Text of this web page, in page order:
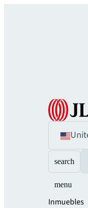
search
menu
Inmuebles